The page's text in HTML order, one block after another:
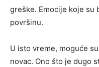
greške. Emocije koje su
površinu.
U isto vreme, moguće
novac. Ono što je dugo